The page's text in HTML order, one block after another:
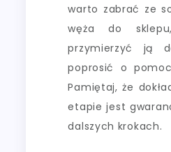
warto zabrać ze
węża do
przymierzyć ją
poprosić o
Pamiętaj, że
etapie jest
dalszych krokach.